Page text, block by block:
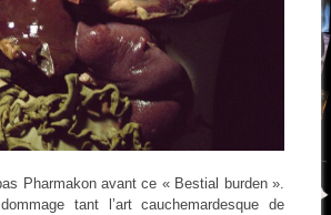
Pharmakon avant ce « Bestial burden ».
tant l’art cauchemardesque de